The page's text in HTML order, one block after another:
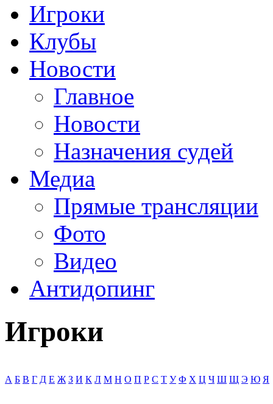
Игроки
Клубы
Новости
Главное
Новости
Назначения судей
Медиа
Прямые трансляции
Фото
Видео
Антидопинг
Игроки
А Б В Г Д Е Ж З И К Л М Н О П Р С Т У Ф Х Ц Ч Ш Щ Э Ю Я